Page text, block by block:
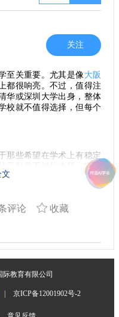
关注
至关重要。尤其是像大阪
都很响亮。不过，值得注
华或深圳大学出身，整体
校就不值得选择，但每个
那些希望在学术上有稳定
无疑是不错的选择。它们
势的表现。相反，像大阪
择，但竞争和挑战也不
有个朋友在阪大的某个理
没有通过，这类案例也屡
意承受一些挑战，阪大也
的过程不仅仅是关于学
显得越来越重要。尤其在
的学习体验。有个学生曾
是个例，了解教授的性格
评论
收藏
教育有限公司
京ICP备12001902号-2